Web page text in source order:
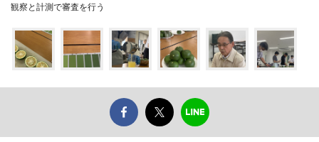
観察と計測で審査を行う